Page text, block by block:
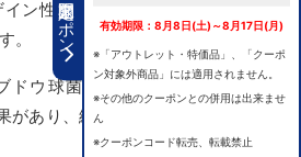
期間限定クーポン 有効期限：8月8日(土)～8月17日(月)
※「アウトレット・特価品」、「クーポ
ン対象外商品」には適用されません。
※その他のクーポンとの併用は出来ませ
ん
※クーポンコード転売、転載禁止
ン性を損なうことなく優れた抗菌
。
ドウ球菌に対し、付着した細菌を
あり、細菌からのリスクを低減し